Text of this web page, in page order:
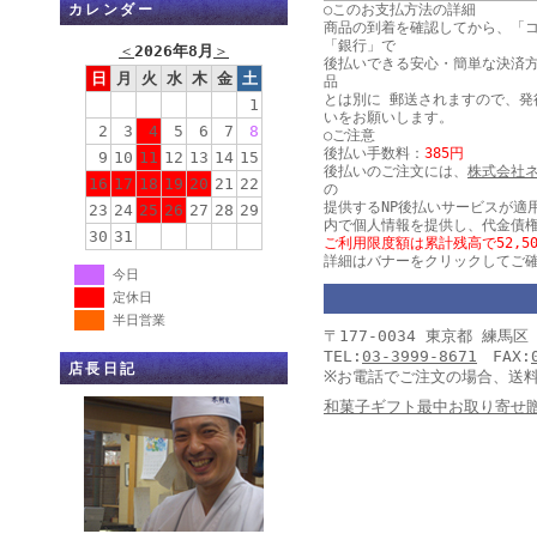
カレンダー
＜ 2026年8月 ＞
日
月 火 水 木 金 土
1
2
3 4 5 6 7
8
9 10 11 12 13 14 15
16 17 18 19 20 21 22
23 24 25 26 27 28 29
30 31
今日
定休日
半日営業
店長日記
○このお支払方法の詳細
商品の到着を確認してから、「
「銀行」で
後払いできる安心・簡単な決済
品
とは別に 郵送されますので、
いをお願いします。
○ご注意
後払い手数料： 385円
後払いのご注文には、 株式会社
の
提供するNP後払いサービスが適
内で個人情報を提供し、代金債
ご利用限度額は累計残高で
詳細はバナーをクリックしてご
〒177-0034 東京都 練馬
TEL: 03-3999-8671 FAX:
※お電話でご注文の場合、送
和菓子ギフト最中お取り寄せ